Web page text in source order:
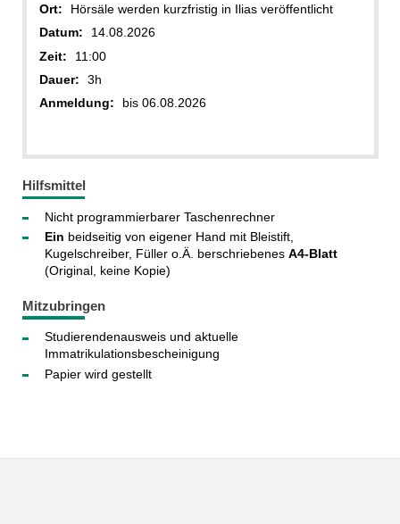
Ort:
Hörsäle werden kurzfristig in Ilias veröffentlicht
Datum:
14.08.2026
Zeit:
11:00
Dauer:
3h
Anmeldung:
bis 06.08.2026
Hilfsmittel
Nicht programmierbarer Taschenrechner
Ein beidseitig von eigener Hand mit Bleistift,
Kugelschreiber, Füller o.Ä. berschriebenes A4-Blatt
(Original, keine Kopie)
Mitzubringen
Studierendenausweis und aktuelle
Immatrikulationsbescheinigung
Papier wird gestellt